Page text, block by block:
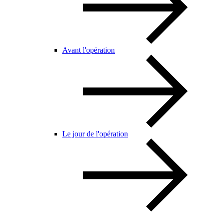
Avant l'opération
Le jour de l'opération